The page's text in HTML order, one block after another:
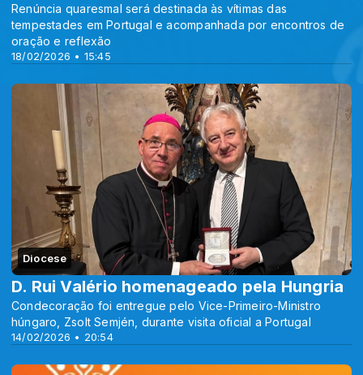
18/02/2026 • 15:45
Renúncia quaresmal será destinada às vítimas das
tempestades em Portugal e acompanhada por encontros de
oração e reflexão
Diocese
14/02/2026 • 20:54
D. Rui Valério homenageado pela Hungria
Condecoração foi entregue pelo Vice-Primeiro-Ministro
húngaro, Zsolt Semjén, durante visita oficial a Portugal